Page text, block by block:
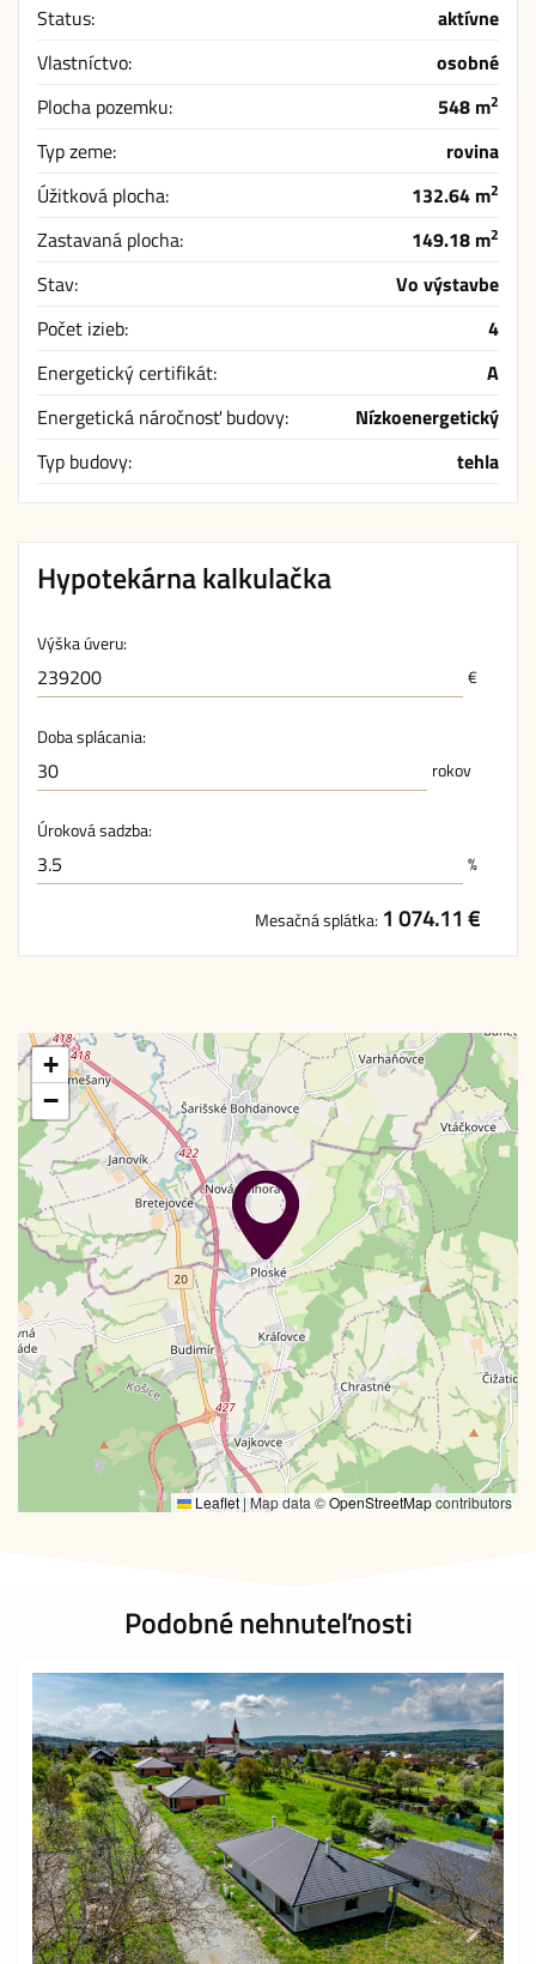
Status:
aktívne
Vlastníctvo:
osobné
Plocha pozemku:
548 m2
Typ zeme:
rovina
Úžitková plocha:
132.64 m2
Zastavaná plocha: 149.18 m2
Stav:
Vo výstavbe
Počet izieb:
4
Energetický certifikát:
A
Energetická náročnosť budovy:
Nízkoenergetický
Typ budovy:
tehla
Hypotekárna kalkulačka
Výška úveru:
€
Doba splácania:
rokov
Úroková sadzba:
%
Mesačná splátka: 1 074.11 €
+
−
Leaflet | Map data ©OpenStreetMapcontributors
Podobné nehnuteľnosti